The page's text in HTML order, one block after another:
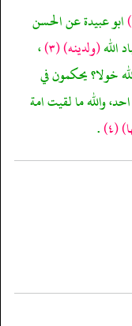
ابو عبيدة عن الحسن
الله(ولدينه)(٣) ،
خولا؟ يحكمون في
والله ⦗٤٦٠⦘ إن يمتنع احد، والله ما لقيت امة
(٤) .